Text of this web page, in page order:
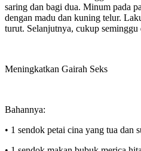
saring dan bagi dua. Minum pada
dengan madu dan kuning telur.
turut. Selanjutnya, cukup seminggu
Meningkatkan Gairah Seks
Bahannya:
• 1 sendok petai cina yang tua dan